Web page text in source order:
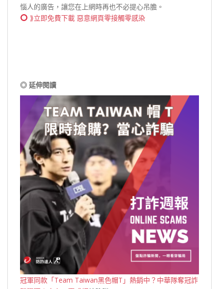
惱人的廣告，讓您在上網時再也不必提心吊膽。
⟫立即免費下載 惡意網頁零接觸零感染
◎ 延伸閱讀
冠軍同款「Team Taiwan黑色帽T」熱銷中？中華隊奪冠詐